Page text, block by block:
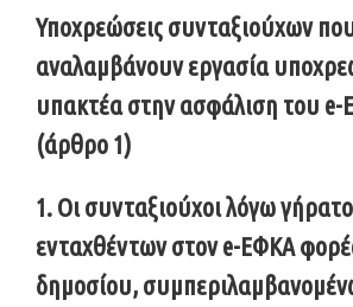
Υποχρεώσεις συνταξιούχων
αναλαμβάνουν εργασία
υπακτέα στην ασφάλιση του
(άρθρο 1)
1. Οι συνταξιούχοι λόγω
ενταχθέντων στον e-ΕΦΚΑ
δημοσίου,